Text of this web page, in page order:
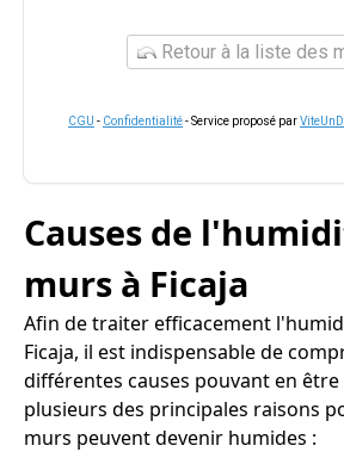
Retour à la liste des
CGU - Confidentialité- Service proposé par
Causes de
murs à Ficaja
Afin de traiter efficacement
Ficaja, il est indispensable de
différentes causes pouvant en être
plusieurs des principales raisons
murs peuvent devenir humides :